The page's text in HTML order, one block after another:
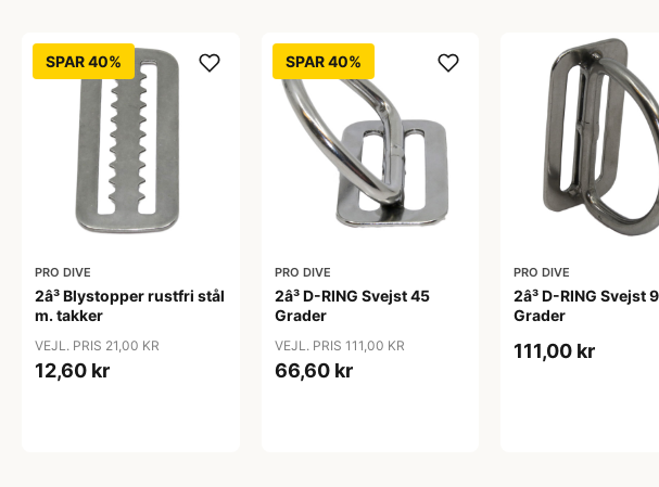
SPAR 40%
PRO DIVE
2â³ Blystopper rustfri stål
m. takker
VEJL. PRIS 21,00 KR
12,60 kr
SPAR 40%
PRO DIVE
2â³ D-RING Svejst 45
Grader
VEJL. PRIS 111,00 KR
66,60 kr
PRO DIVE
2â³ D-RING Svejst
Grader
111,00 kr